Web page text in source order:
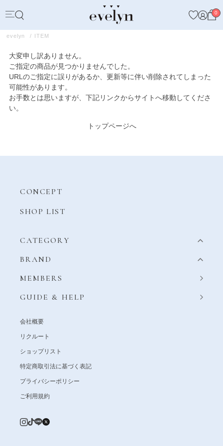
0
evelyn ITEM
大変申し訳ありません。
ご指定の商品が見つかりませんでした。
URLのご指定に誤りがあるか、更新等に伴い削除されてしまった
可能性があります。
お手数とは思いますが、下記リンクからサイトへ移動してくださ
い。
トップページへ
CONCEPT
SHOP LIST
CATEGORY
BRAND
MEMBERS
GUIDE & HELP
会社概要
リクルート
ショップリスト
特定商取引法に基づく表記
プライバシーポリシー
ご利用規約